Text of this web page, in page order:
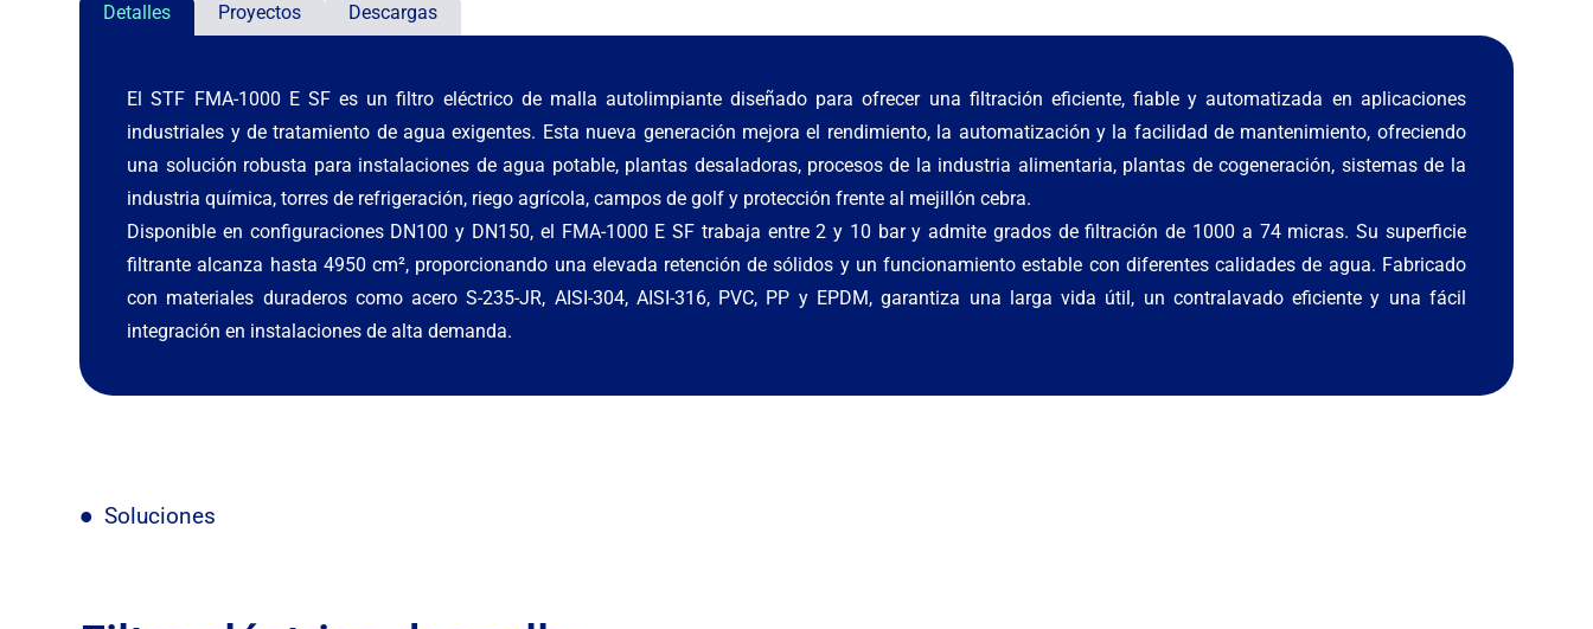
Detalles Proyectos Descargas
El STF FMA-1000 E SF es un filtro eléctrico de malla autolimpiante diseñado para ofrecer una filtración eficiente, fiable y automatizada en aplicaciones
industriales y de tratamiento de agua exigentes. Esta nueva generación mejora el rendimiento, la automatización y la facilidad de mantenimiento, ofreciendo
una solución robusta para instalaciones de agua potable, plantas desaladoras, procesos de la industria alimentaria, plantas de cogeneración, sistemas de la
industria química, torres de refrigeración, riego agrícola, campos de golf y protección frente al mejillón cebra.
Disponible en configuraciones DN100 y DN150, el FMA-1000 E SF trabaja entre 2 y 10 bar y admite grados de filtración de 1000 a 74 micras. Su superficie
filtrante alcanza hasta 4950 cm², proporcionando una elevada retención de sólidos y un funcionamiento estable con diferentes calidades de agua. Fabricado
con materiales duraderos como acero S-235-JR, AISI-304, AISI-316, PVC, PP y EPDM, garantiza una larga vida útil, un contralavado eficiente y una fácil
integración en instalaciones de alta demanda.
Soluciones